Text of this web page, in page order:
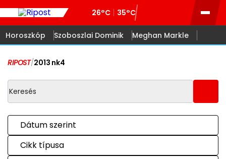
26°C 35°C
Horoszkóp Szoboszlai Dominik Meghan Markle
RIPOST/2013 nk4
Dátum szerint
Cikk típusa